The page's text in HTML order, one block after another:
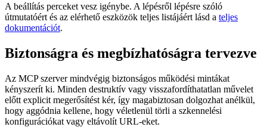
A beállítás perceket vesz igénybe. A lépésről lépésre szóló
útmutatóért és az elérhető eszközök teljes listájáért lásd a teljes
dokumentációt.
Biztonságra és megbízhatóságra tervezve
Az MCP szerver mindvégig biztonságos működési mintákat
kényszerít ki. Minden destruktív vagy visszafordíthatatlan művelet
előtt explicit megerősítést kér, így magabiztosan dolgozhat anélkül,
hogy aggódnia kellene, hogy véletlenül törli a szkennelési
konfigurációkat vagy eltávolít URL-eket.